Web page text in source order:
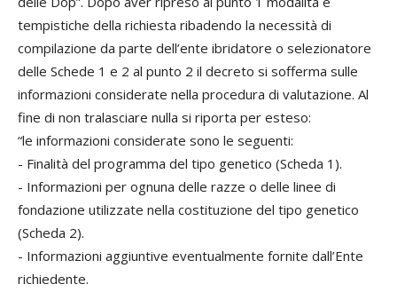
tempistiche della richiesta ribadendo la necessità di
compilazione da parte dell’ente ibridatore o selezionatore
delle Schede 1 e 2 al punto 2 il decreto si sofferma sulle
informazioni considerate nella procedura di valutazione. Al
fine di non tralasciare nulla si riporta per esteso:
“le informazioni considerate sono le seguenti:
- Finalità del programma del tipo genetico (Scheda 1).
- Informazioni per ognuna delle razze o delle linee di
fondazione utilizzate nella costituzione del tipo genetico
(Scheda 2).
- Informazioni aggiuntive eventualmente fornite dall’Ente
richiedente.